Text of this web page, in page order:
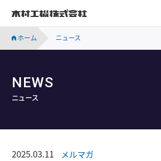
ホーム ニュース
NEWS
ニュース
2025.03.11 メルマガ